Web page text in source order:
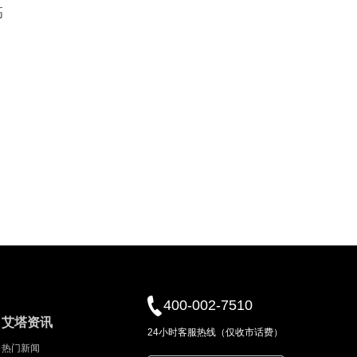
艾塔资讯
热门新闻
400-002-7510
24小时客服热线（仅收市话费）